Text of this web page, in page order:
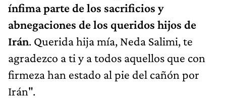
ínfima parte de los sacrificios y
abnegaciones de los queridos hijos de
Irán. Querida hija mía, Neda Salimi, te
agradezco a ti y a todos aquellos que con
firmeza han estado al pie del cañón por
Irán".